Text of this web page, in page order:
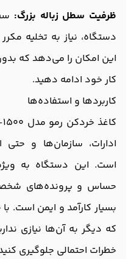
ظرفیت سطل زباله بزرگ:
دستگاه، نیاز به تخلیه
این امکان را می‌دهد که
کار خود ادامه دهید.
کاربردها و استفاده‌ها
ادارات، سازمان‌ها و
است. این دستگاه به
حساس و پرونده‌های
بسیار کارآمد و ایمن است.
که دیگر به آن‌ها نیازی
خطرات احتمالی جلوگیری